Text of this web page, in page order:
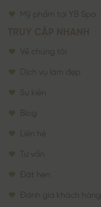
Mỹ phẩm tại YB Spa
Về chúng tôi
Dịch vụ làm đẹp
Sự kiện
Blog
Liên hệ
Tư vấn
Đặt hẹn
Đánh giá khách hàng